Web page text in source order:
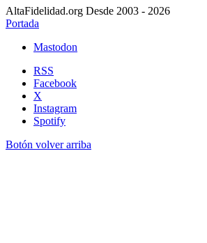
AltaFidelidad.org Desde 2003 - 2026
Portada
Mastodon
RSS
Facebook
X
Instagram
Spotify
Botón volver arriba